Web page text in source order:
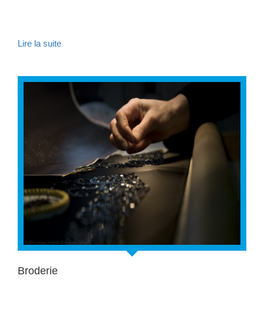
Lire la suite
Broderie